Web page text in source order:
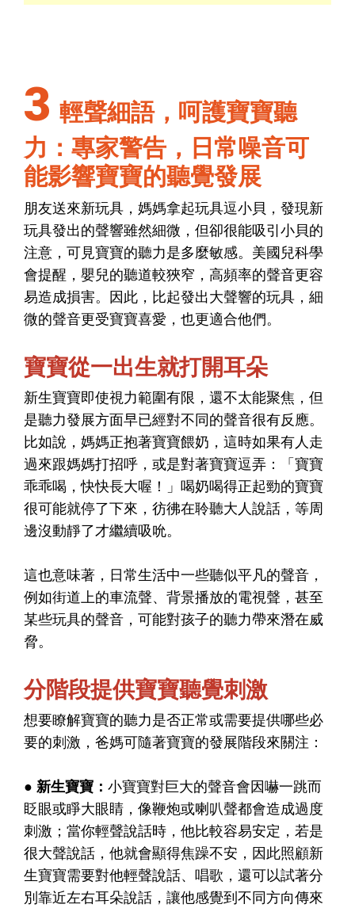
3 輕聲細語，呵護寶寶聽
力：專家警告，日常噪音可
能影響寶寶的聽覺發展
朋友送來新玩具，媽媽拿起玩具逗小貝，發現新
玩具發出的聲響雖然細微，但卻很能吸引小貝的
注意，可見寶寶的聽力是多麼敏感。美國兒科學
會提醒，嬰兒的聽道較狹窄，高頻率的聲音更容
易造成損害。因此，比起發出大聲響的玩具，細
微的聲音更受寶寶喜愛，也更適合他們。
寶寶從一出生就打開耳朵
新生寶寶即使視力範圍有限，還不太能聚焦，但
是聽力發展方面早已經對不同的聲音很有反應。
比如說，媽媽正抱著寶寶餵奶，這時如果有人走
過來跟媽媽打招呼，或是對著寶寶逗弄：「寶寶
乖乖喝，快快長大喔！」喝奶喝得正起勁的寶寶
很可能就停了下來，彷彿在聆聽大人說話，等周
邊沒動靜了才繼續吸吮。
這也意味著，日常生活中一些聽似平凡的聲音，
例如街道上的車流聲、背景播放的電視聲，甚至
某些玩具的聲音，可能對孩子的聽力帶來潛在威
脅。
分階段提供寶寶聽覺刺激
想要瞭解寶寶的聽力是否正常或需要提供哪些必
要的刺激，爸媽可隨著寶寶的發展階段來關注：
● 新生寶寶： 小寶寶對巨大的聲音會因嚇一跳而
眨眼或睜大眼睛，像鞭炮或喇叭聲都會造成過度
刺激；當你輕聲說話時，他比較容易安定，若是
很大聲說話，他就會顯得焦躁不安，因此照顧新
生寶寶需要對他輕聲說話、唱歌，還可以試著分
別靠近左右耳朵說話，讓他感覺到不同方向傳來